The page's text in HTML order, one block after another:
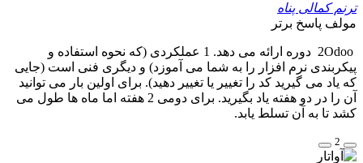
ترنم کمالی پناه
مولف پاسخ برتر
2Odoo دوره ارائه می دهد. 1 عملکردی (که نحوه استفاده و
پیکربندی نرم افزار را به شما می آموزد) و دیگری فنی است (جایی
که یاد می گیرید کد را تغییر یا تغییر دهید). برای اولین بار می توانید
آن را در دو هفته یاد بگیرید. برای دومی 2 هفته اما ماه ها طول می
کشد تا به آن تسلط یابد.
2